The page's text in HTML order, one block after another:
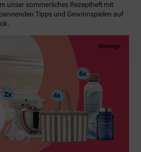
unser sommerliches Rezeptheft mit
Tipps und Gewinnspielen auf